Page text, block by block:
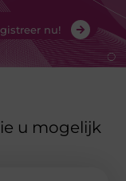
nu!
u mogelijk